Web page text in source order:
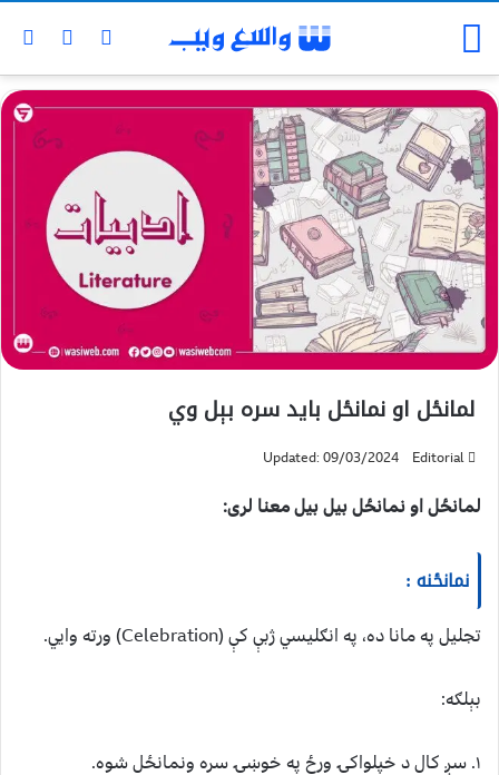
لمانځل او نمانځل بايد سره بېل وي
Editorial
Updated: 09/03/2024
لمانځل او نمانځل بیل بیل معنا لری:
نمانځنه :
تجلیل په مانا ده، په انګلیسي ژبې کې (Celebration) ورته وایي.
بېلګه:
۱. سږ کال د خپلواکۍ ورځ په خوښۍ سره ونمانځل شوه.